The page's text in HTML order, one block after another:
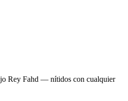
Rey Fahd — nítidos con cualquier